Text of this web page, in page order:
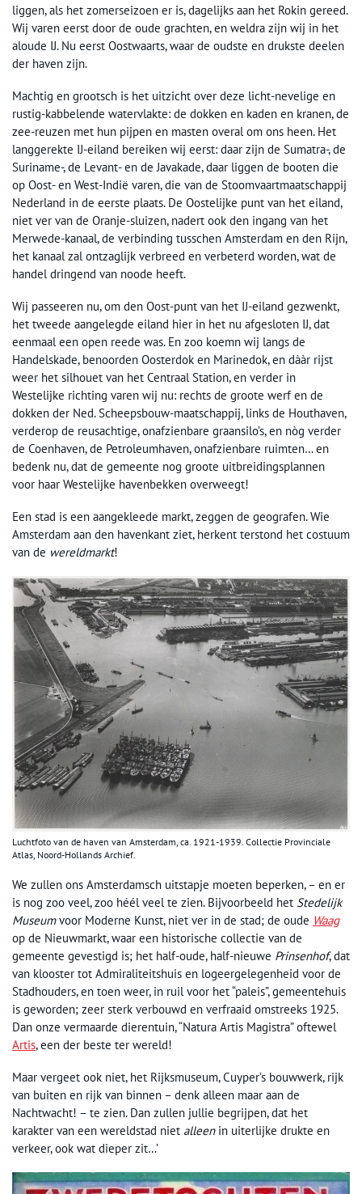
liggen, als het zomerseizoen er is, dagelijks aan het Rokin gereed.
Wij varen eerst door de oude grachten, en weldra zijn wij in het
aloude IJ. Nu eerst Oostwaarts, waar de oudste en drukste deelen
der haven zijn.
Machtig en grootsch is het uitzicht over deze licht-nevelige en
rustig-kabbelende watervlakte: de dokken en kaden en kranen, de
zee-reuzen met hun pijpen en masten overal om ons heen. Het
langgerekte IJ-eiland bereiken wij eerst: daar zijn de Sumatra-, de
Suriname-, de Levant- en de Javakade, daar liggen de booten die
op Oost- en West-Indië varen, die van de Stoomvaartmaatschappij
Nederland in de eerste plaats. De Oostelijke punt van het eiland,
niet ver van de Oranje-sluizen, nadert ook den ingang van het
Merwede-kanaal, de verbinding tusschen Amsterdam en den Rijn,
het kanaal zal ontzaglijk verbreed en verbeterd worden, wat de
handel dringend van noode heeft.
Wij passeeren nu, om den Oost-punt van het IJ-eiland gezwenkt,
het tweede aangelegde eiland hier in het nu afgesloten IJ, dat
eenmaal een open reede was. En zoo koemn wij langs de
Handelskade, benoorden Oosterdok en Marinedok, en dààr rijst
weer het silhouet van het Centraal Station, en verder in
Westelijke richting varen wij nu: rechts de groote werf en de
dokken der Ned. Scheepsbouw-maatschappij, links de Houthaven,
verderop de reusachtige, onafzienbare graansilo’s, en nòg verder
de Coenhaven, de Petroleumhaven, onafzienbare ruimten… en
bedenk nu, dat de gemeente nog groote uitbreidingsplannen
voor haar Westelijke havenbekken overweegt!
Een stad is een aangekleede markt, zeggen de geografen. Wie
Amsterdam aan den havenkant ziet, herkent terstond het costuum
van de wereldmarkt!
Luchtfoto van de haven van Amsterdam, ca. 1921-1939. Collectie Provinciale
Atlas, Noord-Hollands Archief.
We zullen ons Amsterdamsch uitstapje moeten beperken, – en er
is nog zoo veel, zoo héél veel te zien. Bijvoorbeeld het Stedelijk
Museumvoor Moderne Kunst, niet ver in de stad; de oude Waag
op de Nieuwmarkt, waar een historische collectie van de
gemeente gevestigd is; het half-oude, half-nieuwe Prinsenhof, dat
van klooster tot Admiraliteitshuis en logeergelegenheid voor de
Stadhouders, en toen weer, in ruil voor het “paleis”, gemeentehuis
is geworden; zeer sterk verbouwd en verfraaid omstreeks 1925.
Dan onze vermaarde dierentuin, “Natura Artis Magistra” oftewel
Artis, een der beste ter wereld!
Maar vergeet ook niet, het Rijksmuseum, Cuyper’s bouwwerk, rijk
van buiten en rijk van binnen – denk alleen maar aan de
Nachtwacht! – te zien. Dan zullen jullie begrijpen, dat het
karakter van een wereldstad niet alleen in uiterlijke drukte en
verkeer, ook wat dieper zit…’